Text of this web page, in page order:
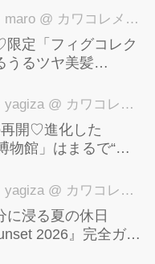
maro @ カワコレメディア編集部
定「フィグコレク
うるツヤ美髪
yagiza @ カワコレメディア編集部
開♡進化した
物館」はまるで“コ
yagiza @ カワコレメディア編集部
に浸る夏の休日
2026』完全ガイ